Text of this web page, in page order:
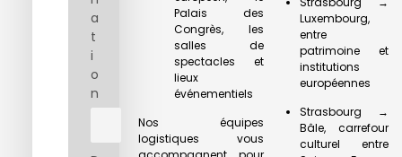
Luxembourg,
entre
patrimoine et
institutions
européennes
Strasbourg →
Bâle, carrefour
culturel entre
Palais des
Congrès, les
salles de
spectacles et
lieux
événementiels
Nos équipes
logistiques vous
a
t
i
o
n